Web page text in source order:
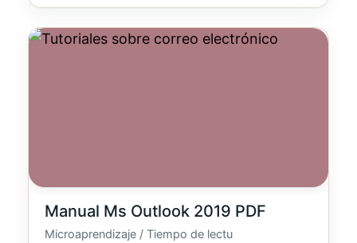
Manual Ms Outlook 2019 PDF
Microaprendizaje / Tiempo de lectu